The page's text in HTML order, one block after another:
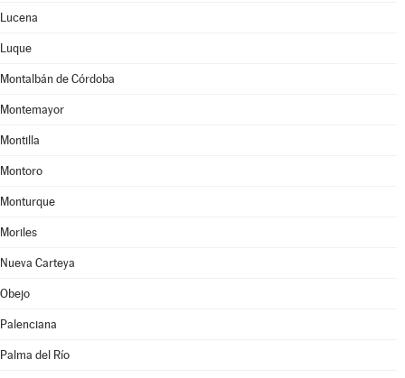
Lucena
Luque
Montalbán de Córdoba
Montemayor
Montilla
Montoro
Monturque
Moriles
Nueva Carteya
Obejo
Palenciana
Palma del Río